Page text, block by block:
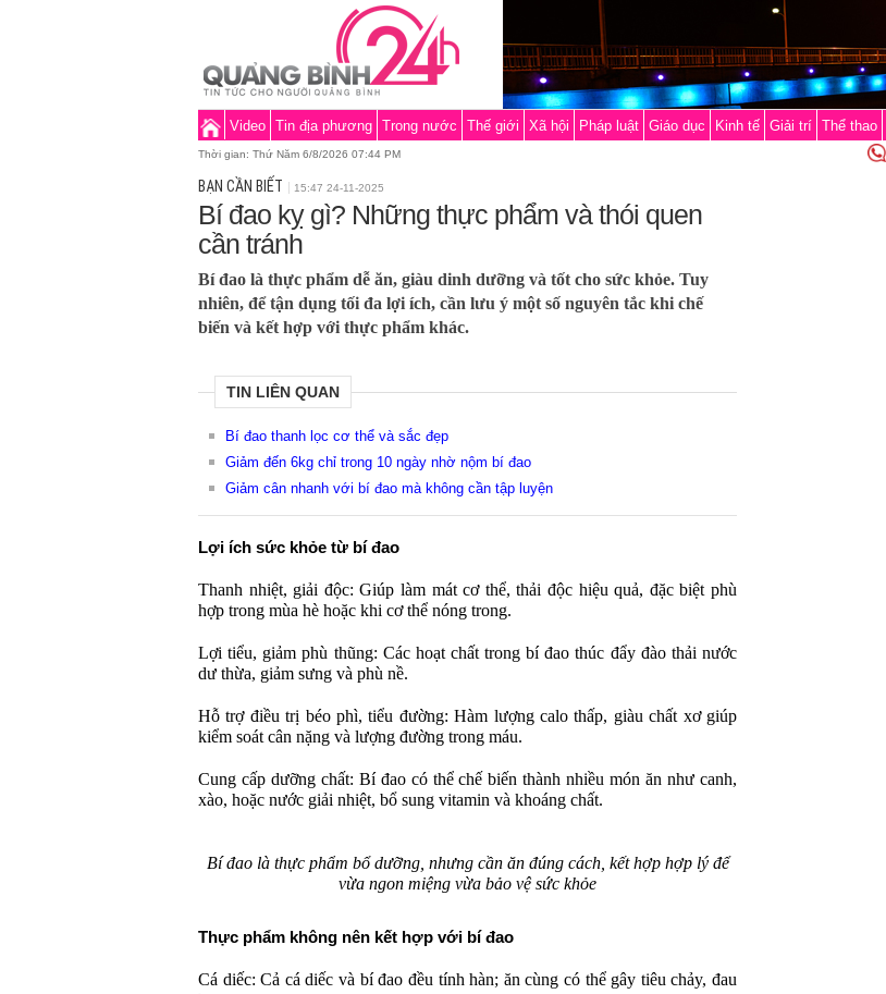
Video Tin địa phương Trong nước Thế giới Xã hội Pháp luật Giáo dục Kinh tế Giải trí Thể thao
Thời gian: Thứ Năm 6/8/2026 07:44 PM
BẠN CẦN BIẾT 15:47 24-11-2025
Bí đao kỵ gì? Những thực phẩm và thói quen
cần tránh
Bí đao là thực phẩm dễ ăn, giàu dinh dưỡng và tốt cho sức khỏe. Tuy
nhiên, để tận dụng tối đa lợi ích, cần lưu ý một số nguyên tắc khi chế
biến và kết hợp với thực phẩm khác.
TIN LIÊN QUAN
Bí đao thanh lọc cơ thể và sắc đẹp
Giảm đến 6kg chỉ trong 10 ngày nhờ nộm bí đao
Giảm cân nhanh với bí đao mà không cần tập luyện
Lợi ích sức khỏe từ bí đao
Thanh nhiệt, giải độc: Giúp làm mát cơ thể, thải độc hiệu quả, đặc biệt phù
hợp trong mùa hè hoặc khi cơ thể nóng trong.
Lợi tiểu, giảm phù thũng: Các hoạt chất trong bí đao thúc đẩy đào thải nước
dư thừa, giảm sưng và phù nề.
Hỗ trợ điều trị béo phì, tiểu đường: Hàm lượng calo thấp, giàu chất xơ giúp
kiểm soát cân nặng và lượng đường trong máu.
Cung cấp dưỡng chất: Bí đao có thể chế biến thành nhiều món ăn như canh,
xào, hoặc nước giải nhiệt, bổ sung vitamin và khoáng chất.
Bí đao là thực phẩm bổ dưỡng, nhưng cần ăn đúng cách, kết hợp hợp lý để
vừa ngon miệng vừa bảo vệ sức khỏe
Thực phẩm không nên kết hợp với bí đao
Cá diếc: Cả cá diếc và bí đao đều tính hàn; ăn cùng có thể gây tiêu chảy, đau